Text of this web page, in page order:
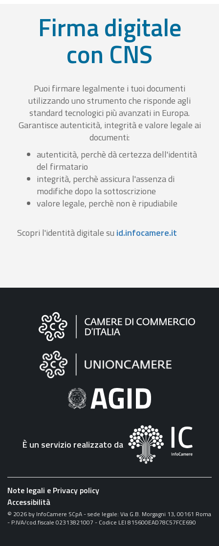
Firma digitale
con CNS
Puoi firmare legalmente i tuoi documenti
utilizzando uno strumento che risponde agli
standard tecnologici più avanzati in Europa.
Garantisce autenticità, integrità e valore legale ai
documenti:
autenticità, perchè dà certezza dell'identità
del firmatario
integrità, perchè assicura l'assenza di
modifiche dopo la sottoscrizione
valore legale, perchè non è ripudiabile
Scopri l'identità digitale su id.infocamere.it
Informazioni
"Fattura
Elettronica"
È un servizio realizzato da
Note legali e Privacy policy
Accessibilità
© 2026 by InfoCamere SCpA - sede legale: Via G.B. Morgagni 13, 00161 Roma
- P.IVA/cod.fiscale 02313821007 - Codice LEI 815600EAD78C57FCE690